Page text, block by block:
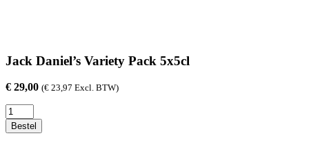
Jack Daniel’s Variety Pack 5x5cl
€ 29,00 (€ 23,97 Excl. BTW)
Jack
Daniel's
Variety
Bestel